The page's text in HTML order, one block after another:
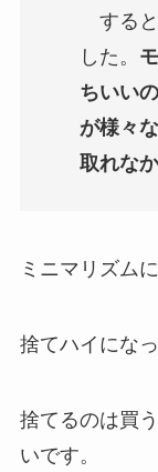
すると
した。
ちいい
が様々
取れな
ミニマリズム
捨てハイにな
捨てるのは買
いです。